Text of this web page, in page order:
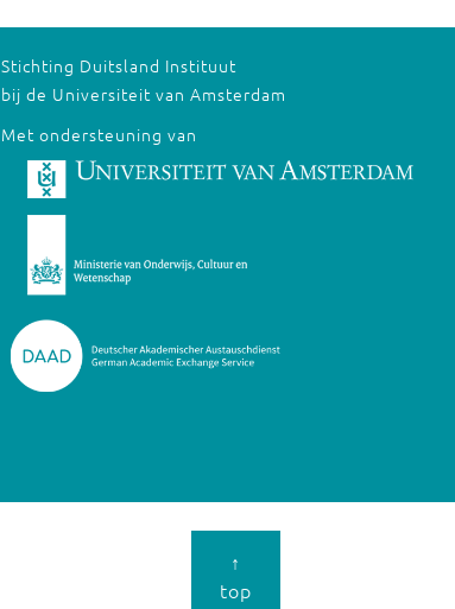
Stichting Duitsland Instituut
bij de Universiteit van Amsterdam
Met ondersteuning van
↑
top